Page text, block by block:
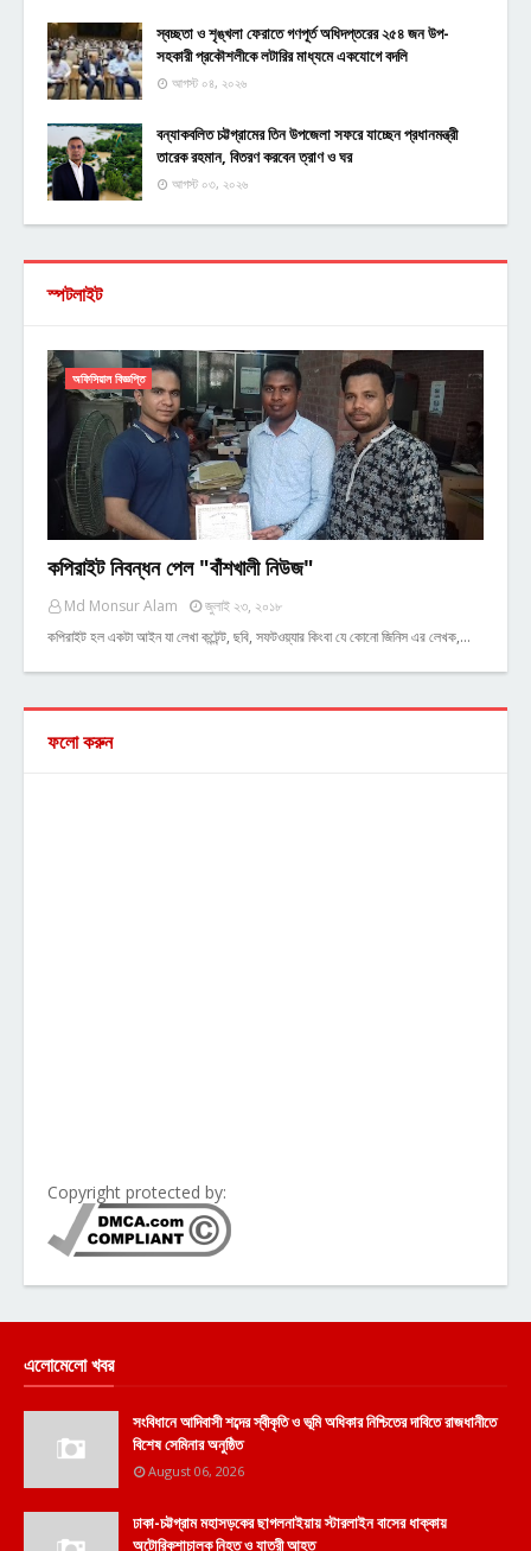
স্বচ্ছতা ও শৃঙ্খলা ফেরাতে গণপূর্ত অধিদপ্তরের ২৫৪ জন উপ-
সহকারী প্রকৌশলীকে লটারির মাধ্যমে একযোগে বদলি
আগস্ট ০৪, ২০২৬
বন্যাকবলিত চট্টগ্রামের তিন উপজেলা সফরে যাচ্ছেন প্রধানমন্ত্রী
তারেক রহমান, বিতরণ করবেন ত্রাণ ও ঘর
আগস্ট ০৩, ২০২৬
স্পটলাইট
অফিসিয়াল বিজ্ঞপ্তি
কপিরাইট নিবন্ধন পেল "বাঁশখালী নিউজ"
Md Monsur Alam
জুলাই ২৩, ২০১৮
কপিরাইট হল একটা আইন যা লেখা কন্টেন্ট, ছবি, সফটওয়্যার কিংবা যে কোনো জিনিস এর লেখক,…
ফলো করুন
Copyright protected by:
এলোমেলো খবর
সংবিধানে আদিবাসী শব্দের স্বীকৃতি ও ভূমি অধিকার নিশ্চিতের দাবিতে রাজধানীতে
বিশেষ সেমিনার অনুষ্ঠিত
August 06, 2026
ঢাকা-চট্টগ্রাম মহাসড়কের ছাগলনাইয়ায় স্টারলাইন বাসের ধাক্কায়
অটোরিকশাচালক নিহত ও যাত্রী আহত